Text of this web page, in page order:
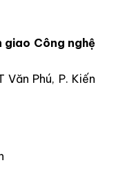
giao Công nghệ
Phú, P. Kiến